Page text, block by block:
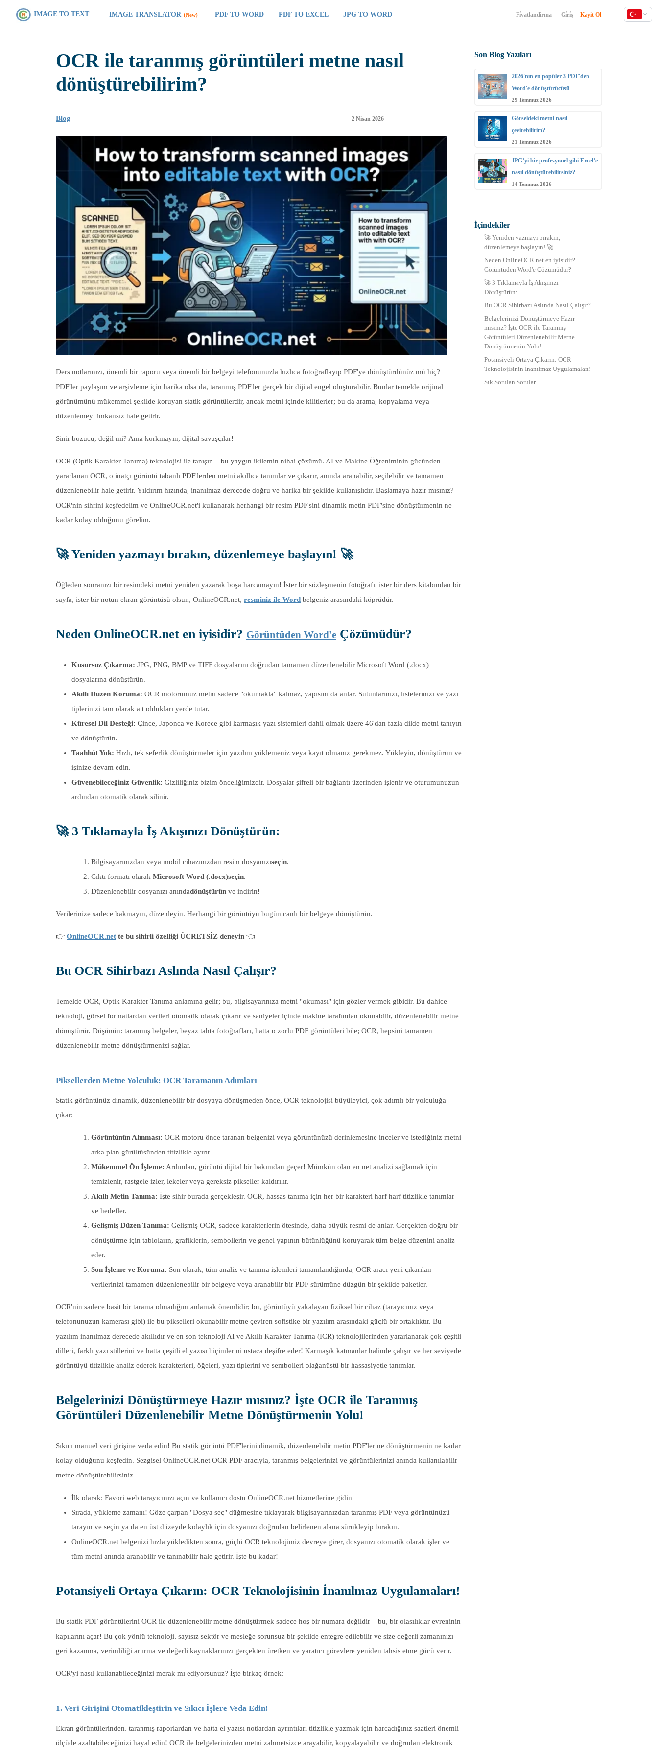
IMAGE TO TEXT IMAGE TRANSLATOR (New) PDF TO WORD PDF TO EXCEL JPG TO WORD Fi̇yatlandirma Gi̇ri̇ş Kayit Ol
Polski
OCR ile taranmış görüntüleri metne nasıl
dönüştürebilirim?
Blog 2 Nisan 2026
Ders notlarınızı, önemli bir raporu veya önemli bir belgeyi telefonunuzla hızlıca fotoğraflayıp PDF'ye dönüştürdünüz mü hiç?
PDF'ler paylaşım ve arşivleme için harika olsa da, taranmış PDF'ler gerçek bir dijital engel oluşturabilir. Bunlar temelde orijinal
görünümünü mükemmel şekilde koruyan statik görüntülerdir, ancak metni içinde kilitlerler; bu da arama, kopyalama veya
düzenlemeyi imkansız hale getirir.
Sinir bozucu, değil mi? Ama korkmayın, dijital savaşçılar!
OCR (Optik Karakter Tanıma) teknolojisi ile tanışın – bu yaygın ikilemin nihai çözümü. AI ve Makine Öğreniminin gücünden
yararlanan OCR, o inatçı görüntü tabanlı PDF'lerden metni akıllıca tanımlar ve çıkarır, anında aranabilir, seçilebilir ve tamamen
düzenlenebilir hale getirir. Yıldırım hızında, inanılmaz derecede doğru ve harika bir şekilde kullanışlıdır. Başlamaya hazır mısınız?
OCR'nin sihrini keşfedelim ve OnlineOCR.net'i kullanarak herhangi bir resim PDF'sini dinamik metin PDF'sine dönüştürmenin ne
kadar kolay olduğunu görelim.
🚀 Yeniden yazmayı bırakın, düzenlemeye başlayın! 🚀
Öğleden sonranızı bir resimdeki metni yeniden yazarak boşa harcamayın! İster bir sözleşmenin fotoğrafı, ister bir ders kitabından bir
sayfa, ister bir notun ekran görüntüsü olsun, OnlineOCR.net, resminiz ile Word belgeniz arasındaki köprüdür.
Neden OnlineOCR.net en iyisidir? Görüntüden Word'e Çözümüdür?
Kusursuz Çıkarma: JPG, PNG, BMP ve TIFF dosyalarını doğrudan tamamen düzenlenebilir Microsoft Word (.docx)
dosyalarına dönüştürün.
Akıllı Düzen Koruma: OCR motorumuz metni sadece "okumakla" kalmaz, yapısını da anlar. Sütunlarınızı, listelerinizi ve yazı
tiplerinizi tam olarak ait oldukları yerde tutar.
Küresel Dil Desteği: Çince, Japonca ve Korece gibi karmaşık yazı sistemleri dahil olmak üzere 46'dan fazla dilde metni tanıyın
ve dönüştürün.
Taahhüt Yok: Hızlı, tek seferlik dönüştürmeler için yazılım yüklemeniz veya kayıt olmanız gerekmez. Yükleyin, dönüştürün ve
işinize devam edin.
Güvenebileceğiniz Güvenlik: Gizliliğiniz bizim önceliğimizdir. Dosyalar şifreli bir bağlantı üzerinden işlenir ve oturumunuzun
ardından otomatik olarak silinir.
🚀 3 Tıklamayla İş Akışınızı Dönüştürün:
Bilgisayarınızdan veya mobil cihazınızdan resim dosyanızıseçin.
Çıktı formatı olarak Microsoft Word (.docx)seçin.
Düzenlenebilir dosyanızı anındadönüştürün ve indirin!
Verilerinize sadece bakmayın, düzenleyin. Herhangi bir görüntüyü bugün canlı bir belgeye dönüştürün.
👉 OnlineOCR.net'te bu sihirli özelliği ÜCRETSİZ deneyin 👈
Bu OCR Sihirbazı Aslında Nasıl Çalışır?
Temelde OCR, Optik Karakter Tanıma anlamına gelir; bu, bilgisayarınıza metni "okuması" için gözler vermek gibidir. Bu dahice
teknoloji, görsel formatlardan verileri otomatik olarak çıkarır ve saniyeler içinde makine tarafından okunabilir, düzenlenebilir metne
dönüştürür. Düşünün: taranmış belgeler, beyaz tahta fotoğrafları, hatta o zorlu PDF görüntüleri bile; OCR, hepsini tamamen
düzenlenebilir metne dönüştürmenizi sağlar.
Piksellerden Metne Yolculuk: OCR Taramanın Adımları
Statik görüntünüz dinamik, düzenlenebilir bir dosyaya dönüşmeden önce, OCR teknolojisi büyüleyici, çok adımlı bir yolculuğa
çıkar:
Görüntünün Alınması: OCR motoru önce taranan belgenizi veya görüntünüzü derinlemesine inceler ve istediğiniz metni
arka plan gürültüsünden titizlikle ayırır.
Mükemmel Ön İşleme: Ardından, görüntü dijital bir bakımdan geçer! Mümkün olan en net analizi sağlamak için
temizlenir, rastgele izler, lekeler veya gereksiz pikseller kaldırılır.
Akıllı Metin Tanıma: İşte sihir burada gerçekleşir. OCR, hassas tanıma için her bir karakteri harf harf titizlikle tanımlar
ve hedefler.
Gelişmiş Düzen Tanıma: Gelişmiş OCR, sadece karakterlerin ötesinde, daha büyük resmi de anlar. Gerçekten doğru bir
dönüştürme için tabloların, grafiklerin, sembollerin ve genel yapının bütünlüğünü koruyarak tüm belge düzenini analiz
eder.
Son İşleme ve Koruma: Son olarak, tüm analiz ve tanıma işlemleri tamamlandığında, OCR aracı yeni çıkarılan
verilerinizi tamamen düzenlenebilir bir belgeye veya aranabilir bir PDF sürümüne düzgün bir şekilde paketler.
OCR'nin sadece basit bir tarama olmadığını anlamak önemlidir; bu, görüntüyü yakalayan fiziksel bir cihaz (tarayıcınız veya
telefonunuzun kamerası gibi) ile bu pikselleri okunabilir metne çeviren sofistike bir yazılım arasındaki güçlü bir ortaklıktır. Bu
yazılım inanılmaz derecede akıllıdır ve en son teknoloji AI ve Akıllı Karakter Tanıma (ICR) teknolojilerinden yararlanarak çok çeşitli
dilleri, farklı yazı stillerini ve hatta çeşitli el yazısı biçimlerini ustaca deşifre eder! Karmaşık katmanlar halinde çalışır ve her seviyede
görüntüyü titizlikle analiz ederek karakterleri, öğeleri, yazı tiplerini ve sembolleri olağanüstü bir hassasiyetle tanımlar.
Belgelerinizi Dönüştürmeye Hazır mısınız? İşte OCR ile Taranmış
Görüntüleri Düzenlenebilir Metne Dönüştürmenin Yolu!
Sıkıcı manuel veri girişine veda edin! Bu statik görüntü PDF'lerini dinamik, düzenlenebilir metin PDF'lerine dönüştürmenin ne kadar
kolay olduğunu keşfedin. Sezgisel OnlineOCR.net OCR PDF aracıyla, taranmış belgelerinizi ve görüntülerinizi anında kullanılabilir
metne dönüştürebilirsiniz.
İlk olarak: Favori web tarayıcınızı açın ve kullanıcı dostu OnlineOCR.net hizmetlerine gidin.
Sırada, yükleme zamanı! Göze çarpan "Dosya seç" düğmesine tıklayarak bilgisayarınızdan taranmış PDF veya görüntünüzü
tarayın ve seçin ya da en üst düzeyde kolaylık için dosyanızı doğrudan belirlenen alana sürükleyip bırakın.
OnlineOCR.net belgenizi hızla yükledikten sonra, güçlü OCR teknolojimiz devreye girer, dosyanızı otomatik olarak işler ve
tüm metni anında aranabilir ve tanınabilir hale getirir. İşte bu kadar!
Potansiyeli Ortaya Çıkarın: OCR Teknolojisinin İnanılmaz Uygulamaları!
Bu statik PDF görüntülerini OCR ile düzenlenebilir metne dönüştürmek sadece hoş bir numara değildir – bu, bir olasılıklar evreninin
kapılarını açar! Bu çok yönlü teknoloji, sayısız sektör ve mesleğe sorunsuz bir şekilde entegre edilebilir ve size değerli zamanınızı
geri kazanma, verimliliği artırma ve değerli kaynaklarınızı gerçekten üretken ve yaratıcı görevlere yeniden tahsis etme gücü verir.
OCR'yi nasıl kullanabileceğinizi merak mı ediyorsunuz? İşte birkaç örnek:
1. Veri Girişini Otomatikleştirin ve Sıkıcı İşlere Veda Edin!
Ekran görüntülerinden, taranmış raporlardan ve hatta el yazısı notlardan ayrıntıları titizlikle yazmak için harcadığınız saatleri önemli
ölçüde azaltabileceğinizi hayal edin! OCR ile belgelerinizden metni zahmetsizce arayabilir, kopyalayabilir ve doğrudan elektronik
Son Blog Yazıları
2026'nın en popüler 3 PDF'den
Word'e dönüştürücüsü
29 Temmuz 2026
Görseldeki metni nasıl
çevirebilirim?
21 Temmuz 2026
JPG’yi bir profesyonel gibi Excel’e
nasıl dönüştürebilirsiniz?
14 Temmuz 2026
İçindekiler
🚀 Yeniden yazmayı bırakın,
düzenlemeye başlayın! 🚀
Neden OnlineOCR.net en iyisidir?
Görüntüden Word'e Çözümüdür?
🚀 3 Tıklamayla İş Akışınızı
Dönüştürün:
Bu OCR Sihirbazı Aslında Nasıl Çalışır?
Belgelerinizi Dönüştürmeye Hazır
mısınız? İşte OCR ile Taranmış
Görüntüleri Düzenlenebilir Metne
Dönüştürmenin Yolu!
Potansiyeli Ortaya Çıkarın: OCR
Teknolojisinin İnanılmaz Uygulamaları!
Sık Sorulan Sorular